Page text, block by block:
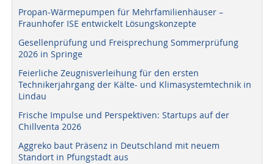
Propan-Wärmepumpen für Mehrfamilienhäuser –
Fraunhofer ISE entwickelt Lösungskonzepte
Gesellenprüfung und Freisprechung Sommerprüfung
2026 in Springe
Feierliche Zeugnisverleihung für den ersten
Technikerjahrgang der Kälte- und Klimasystemtechnik in
Lindau
Frische Impulse und Perspektiven: Startups auf der
Chillventa 2026
Aggreko baut Präsenz in Deutschland mit neuem
Standort in Pfungstadt aus